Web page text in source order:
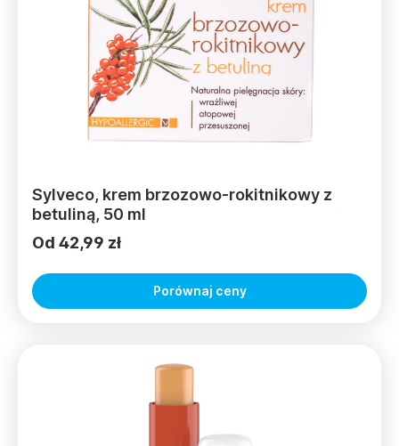
Sylveco, krem brzozowo-rokitnikowy z
betuliną, 50 ml
Od 42,99 zł
Porównaj ceny